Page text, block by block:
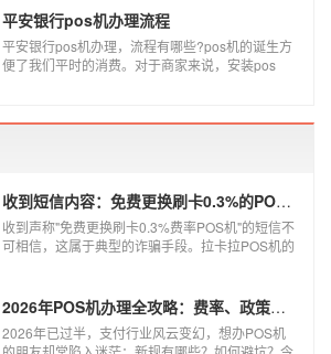
现，套现不换，那么我们这样使用pos机肯定就是
违法的，只有我们在安全的使用之下，我们的个人
办理的pos机才是正规的，但是自己刷自己信用卡
用自己的pos机，这样只是算违规，只要我们按时
干扰到他人，不恶意套现银行，那么我们的行为犯
平安银行pos机办理流程
平安银行pos机办理，流程有哪些?pos机的诞生方
便了我们平时的消费。对于商家来说，安装pos
收到短信内容：免费更换刷卡0.3%的POS机，可以相信吗？
收到声称"免费更换刷卡0.3%费率POS机"的短信不
可相信，这属于典型的诈骗手段。拉卡拉POS机的
风险。以下结合权威信息分析原因及应对建议：2026年POS机办理全攻略：费率、政策、避坑一篇讲清
2026年已过半，支付行业风云变幻，想办POS机